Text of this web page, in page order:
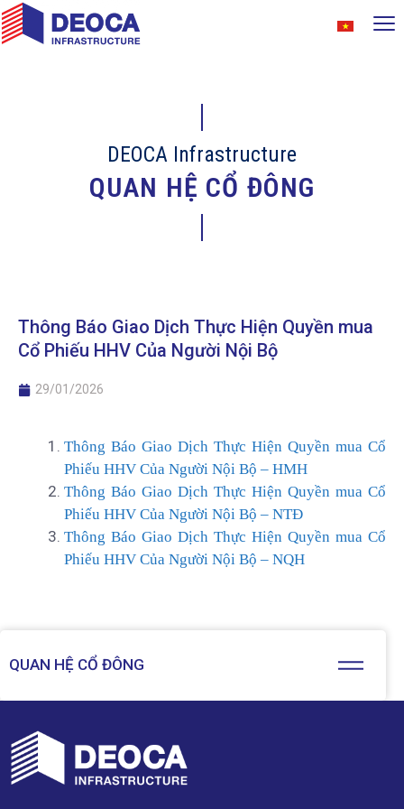
DEOCA Infrastructure
QUAN HỆ CỔ ĐÔNG
QUAN HỆ CỔ ĐÔNG
Thông Báo Giao Dịch Thực Hiện Quyền mua
Cổ Phiếu HHV Của Người Nội Bộ
29/01/2026
Thông Báo Giao Dịch Thực Hiện Quyền mua Cổ
Phiếu HHV Của Người Nội Bộ – HMH
Thông Báo Giao Dịch Thực Hiện Quyền mua Cổ
Phiếu HHV Của Người Nội Bộ – NTĐ
Thông Báo Giao Dịch Thực Hiện Quyền mua Cổ
Phiếu HHV Của Người Nội Bộ – NQH